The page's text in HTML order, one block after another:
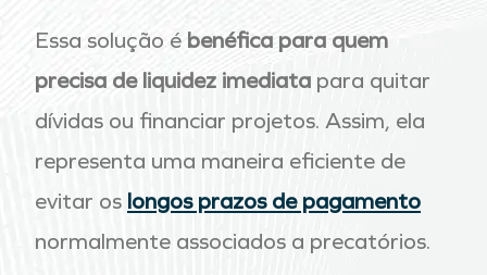
Essa solução é benéfica para quem
precisa de liquidez imediata para quitar
dívidas ou financiar projetos. Assim, ela
representa uma maneira eficiente de
evitar os longos prazos de pagamento
normalmente associados a precatórios.